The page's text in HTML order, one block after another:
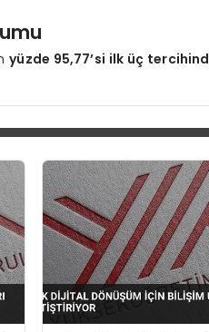
yüzde 95,77’si ilk üç